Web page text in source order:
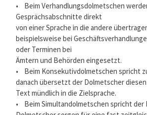
• Beim Verhandlungsdolmetschen
Gesprächsabschnitte direkt
von einer Sprache in die andere
beispielsweise bei
oder Terminen bei
Ämtern und Behörden eingesetzt.
• Beim Konsekutivdolmetschen spricht
danach übersetzt der Dolmetscher
Text mündlich in die Zielsprache.
• Beim Simultandolmetschen spricht der